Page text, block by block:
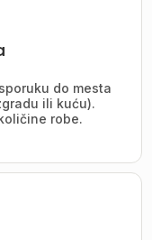
do mesta
ili kuću).
robe.